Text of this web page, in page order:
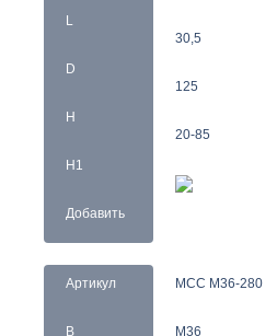
L
D
H
H1
Добавить
30,5
125
20-85
Артикул
B
MCC M36-280
M36